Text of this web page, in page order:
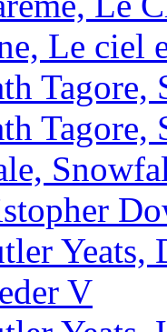
Le ciel
Yeats,
V